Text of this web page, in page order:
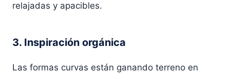
relajadas y apacibles.
3. Inspiración orgánica
Las formas curvas están ganando terreno en